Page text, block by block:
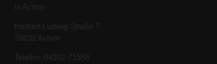
in Achim.
Herbert-Ludwig-Straße 7
28832 Achim
Telefon: 04202-71558